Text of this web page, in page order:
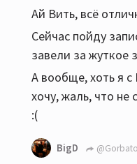
Ай Вить, всё
Сейчас пойду
завели за жуткое
А вообще, хоть я
хочу, жаль, что не
:(
BigD